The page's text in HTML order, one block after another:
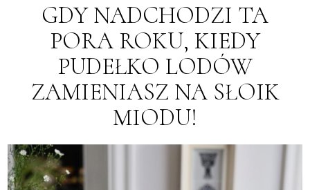
GDY NADCHODZI TA
PORA ROKU, KIEDY
PUDEŁKO LODÓW
ZAMIENIASZ NA SŁOIK
MIODU!